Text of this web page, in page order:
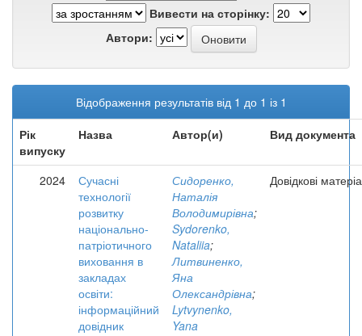
Вивести на сторінку:
Автори:
Відображення результатів від 1 до 1 із 1
Рік
випуску
Назва Автор(и) Вид документа
2024
Сучасні
технології
розвитку
національно-
патріотичного
виховання в
закладах
освіти:
інформаційний
довідник
Сидоренко,
Наталія
Володимирівна;
Sydorenko,
Nataliia;
Литвиненко,
Яна
Олександрівна;
Lytvynenko,
Yana
Довідкові